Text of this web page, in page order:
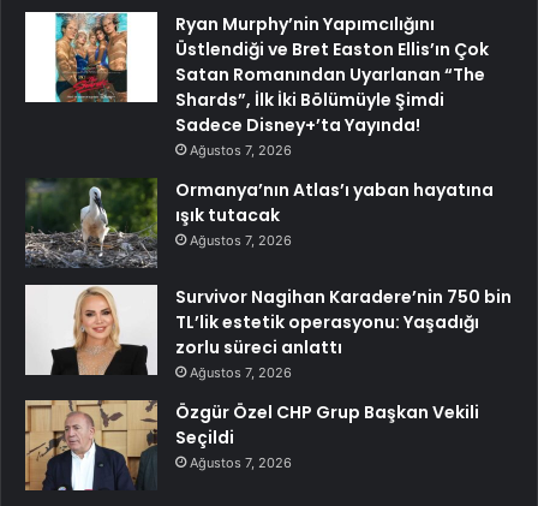
Ryan Murphy’nin Yapımcılığını
Üstlendiği ve Bret Easton Ellis’ın Çok
Satan Romanından Uyarlanan “The
Shards”, İlk İki Bölümüyle Şimdi
Sadece Disney+’ta Yayında!
Ağustos 7, 2026
Ormanya’nın Atlas’ı yaban hayatına
ışık tutacak
Ağustos 7, 2026
Survivor Nagihan Karadere’nin 750 bin
TL’lik estetik operasyonu: Yaşadığı
zorlu süreci anlattı
Ağustos 7, 2026
Özgür Özel CHP Grup Başkan Vekili
Seçildi
Ağustos 7, 2026